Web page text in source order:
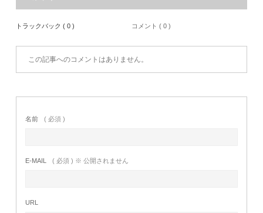
トラックバック ( 0 ) コメント ( 0 )
この記事へのコメントはありません。
名前 ( 必須 )
E-MAIL ( 必須 ) ※ 公開されません
URL